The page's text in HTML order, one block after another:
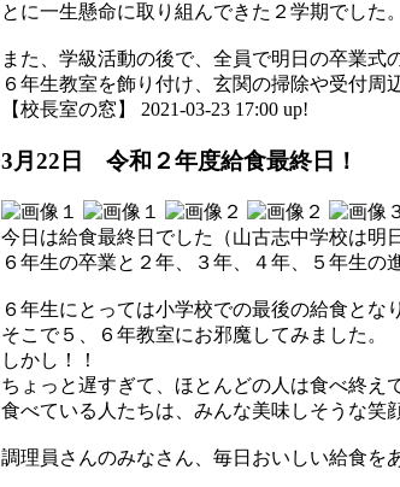
とに一生懸命に取り組んできた２学期でした。
また、学級活動の後で、全員で明日の卒業式
６年生教室を飾り付け、玄関の掃除や受付周
【校長室の窓】 2021-03-23 17:00 up!
3月22日 令和２年度給食最終日！
今日は給食最終日でした（山古志中学校は明
６年生の卒業と２年、３年、４年、５年生の
６年生にとっては小学校での最後の給食とな
そこで５、６年教室にお邪魔してみました。
しかし！！
ちょっと遅すぎて、ほとんどの人は食べ終え
食べている人たちは、みんな美味しそうな笑
調理員さんのみなさん、毎日おいしい給食を